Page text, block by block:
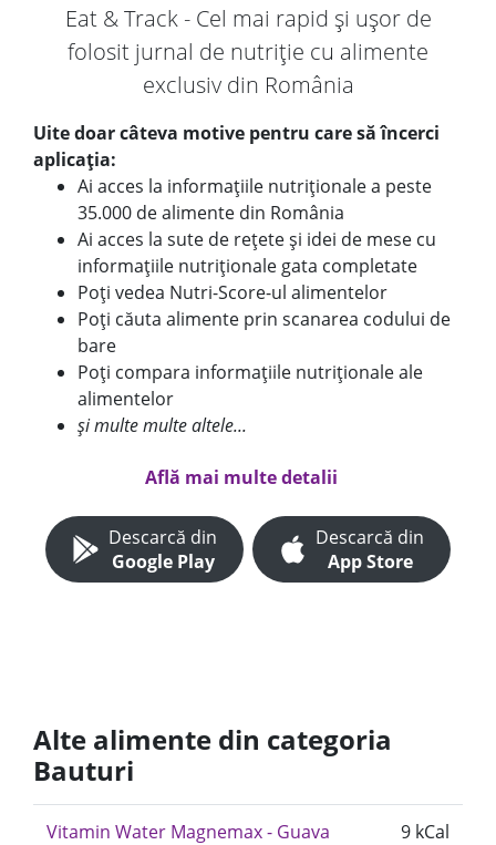
Eat & Track - Cel mai rapid și ușor de
folosit jurnal de nutriție cu alimente
exclusiv din România
Uite doar câteva motive pentru care să încerci
aplicația:
Ai acces la informațiile nutriționale a peste
35.000 de alimente din România
Ai acces la sute de rețete și idei de mese cu
informațiile nutriționale gata completate
Poți vedea Nutri-Score-ul alimentelor
Poți căuta alimente prin scanarea codului de
bare
Poți compara informațiile nutriționale ale
alimentelor
și multe multe altele...
Află mai multe detalii
Descarcă din
Google Play
Descarcă din
App Store
Alte alimente din categoria
Bauturi
Vitamin Water Magnemax - Guava
9 kCal